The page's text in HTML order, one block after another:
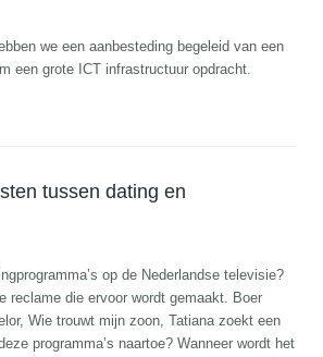
we een aanbesteding begeleid van een
een grote ICT infrastructuur opdracht.
tussen dating en
op de Nederlandse televisie?
reclame die ervoor wordt gemaakt. Boer
Wie trouwt mijn zoon, Tatiana zoekt een
programma’s naartoe? Wanneer wordt het